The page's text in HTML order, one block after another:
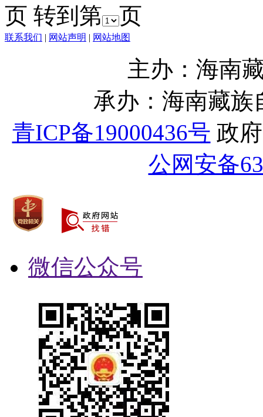
页 转到第 页
联系我们 | 网站声明 | 网站地图
主办：海南
承办：海南藏族
青ICP备19000436号 政
公网安备
微信公众号